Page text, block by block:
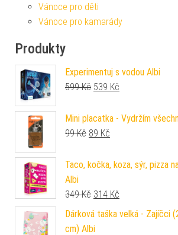
Vánoce pro děti
Vánoce pro kamarády
Produkty
Experimentuj s vodou Albi
599Kč Původní cena byla: 599
539 Kč
Mini placatka - Vydržím
99Kč Původní cena byla: 99
89 Kč
Taco, kočka, koza, sýr, pizza
Albi
349Kč Původní cena byla: 349
314 Kč
Dárková taška velká - Zajíčci
cm) Albi